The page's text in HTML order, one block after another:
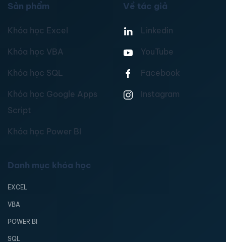
Sản phẩm
Khóa học Excel
Khóa học VBA
Khóa học SQL
Khóa học Google Apps
Script
Khóa học Power BI
Về tác giả
Linkedin
YouTube
Facebook
Instagram
Danh mục khóa học
EXCEL
VBA
POWER BI
SQL